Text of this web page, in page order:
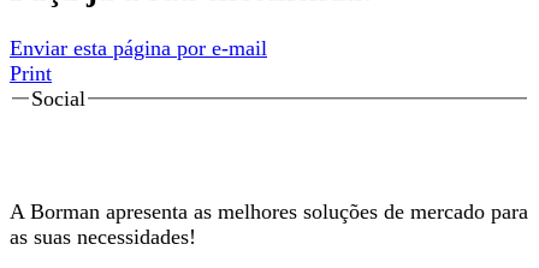
Enviar esta página por e-mail
Print
Social
A Borman apresenta as melhores soluções de mercado para
as suas necessidades!